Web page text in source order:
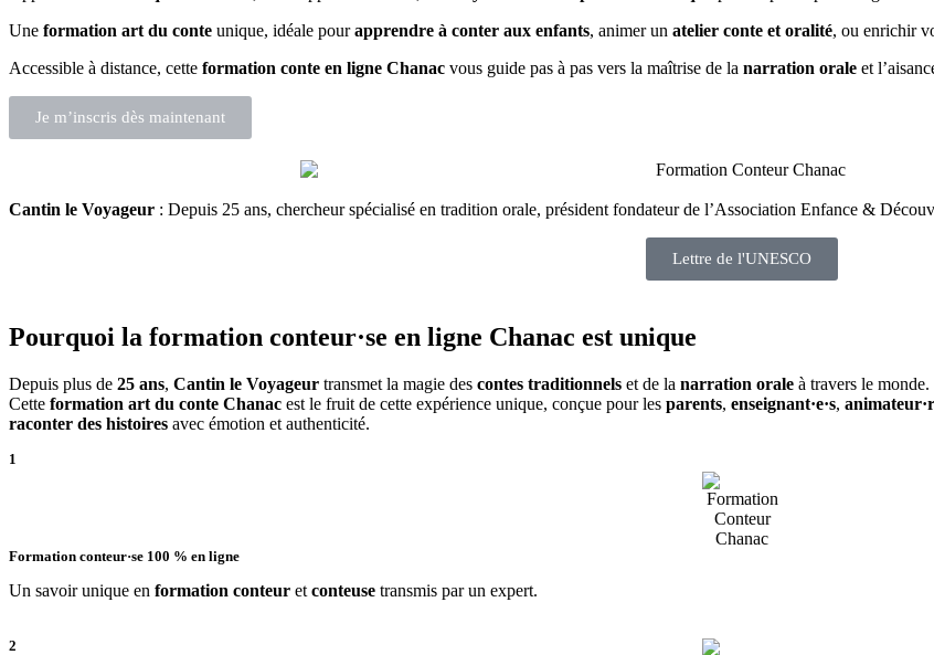
Une formation art du conte unique, idéale pourapprendre à conter aux enfants, animer un atelier conte et oralité, ou enrichir
Accessible à distance, cette formation conte en ligne Chanac vous guide pas à pas vers la maîtrise de la narration orale et
Je m’inscris dès maintenant
Cantin le Voyageur : Depuis 25 ans, chercheur spécialisé en tradition orale, président fondateur de l’Association Enfance &
Lettre de l'UNESCO
Pourquoi la formation conteur·se en ligne Chanac est unique
Depuis plus de 25 ans, Cantin le Voyageur transmet la magie des contes traditionnels et de la narration orale à travers le monde.
Cette formation art du conte Chanac est le fruit de cette expérience unique, conçue pour les parents, enseignant·e·s,
raconter des histoires avec émotion et authenticité.
1
Formation conteur·se 100 % en ligne
Un savoir unique en formation conteur et conteuse transmis par un expert.
2